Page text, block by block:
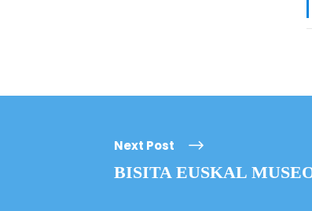
Next Post
BISITA EUSKAL